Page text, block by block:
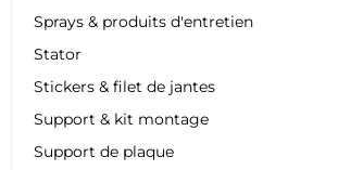
Sprays & produits d'entretien
Stator
Stickers & filet de jantes
Support & kit montage
Support de plaque